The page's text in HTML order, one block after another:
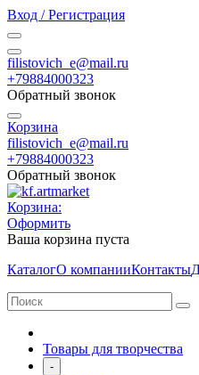
Вход / Регистрация
filistovich_e@mail.ru
+79884000323
Обратный звонок
Корзина
filistovich_e@mail.ru
+79884000323
Обратный звонок
Корзина:
Оформить
Ваша корзина пуста
КаталогО компанииКонтакты
Товары для творчества
-